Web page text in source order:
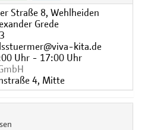
Straße 8, Wehlheiden
Grede
kita.de
Uhr - 17:00 Uhr
4, Mitte